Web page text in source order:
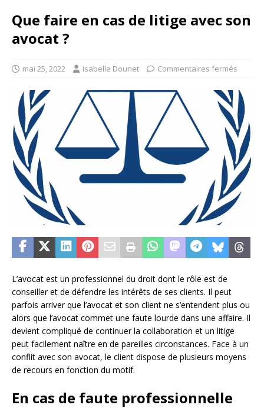
Que faire en cas de litige avec son
avocat ?
mai 25, 2022 Isabelle Dounet Commentaires fermés
L’avocat est un professionnel du droit dont le rôle est de
conseiller et de défendre les intérêts de ses clients. Il peut
parfois arriver que l’avocat et son client ne s’entendent plus ou
alors que l’avocat commet une faute lourde dans une affaire. Il
devient compliqué de continuer la collaboration et un litige
peut facilement naître en de pareilles circonstances. Face à un
conflit avec son avocat, le client dispose de plusieurs moyens
de recours en fonction du motif.
En cas de faute professionnelle